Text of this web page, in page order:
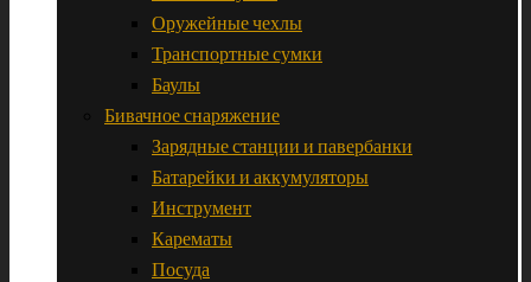
Оружейные чехлы
Транспортные сумки
Баулы
Бивачное снаряжение
Зарядные станции и павербанки
Батарейки и аккумуляторы
Инструмент
Карематы
Посуда